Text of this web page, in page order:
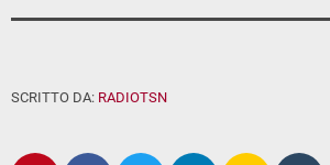
SCRITTO DA: RADIOTSN